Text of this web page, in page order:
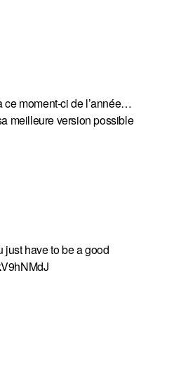
ce moment-ci de l’année…
meilleure version possible
just have to be a good